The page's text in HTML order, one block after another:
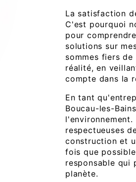
La satisfaction
C'est pourquoi
pour
solutions sur
sommes fiers
réalité, en
compte dans la
En tant
Boucau-les-
respectueuses
construction et
fois que
responsable qui
planète.